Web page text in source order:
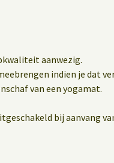
aanwezig.
indien je dat
van een yogamat.
bij aanvang